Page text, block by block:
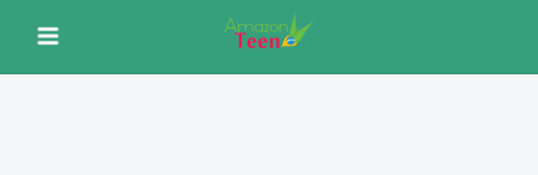
conteúdo